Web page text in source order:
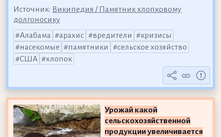
Источник: Википедия / Памятник хлопковому
долгоносику
Алабама
арахис вредители
кризисы
насекомые
памятники
сельское хозяйство
США
хлопок
Урожай какой
сельскохозяйственной
продукции увеличивается